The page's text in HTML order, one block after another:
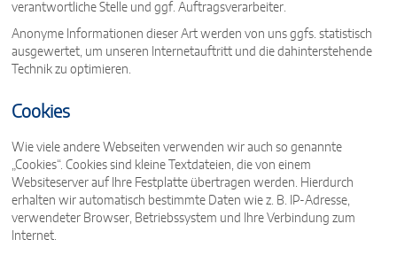
verantwortliche Stelle und ggf. Auftragsverarbeiter.
Anonyme Informationen dieser Art werden von uns ggfs. statistisch
ausgewertet, um unseren Internetauftritt und die dahinterstehende
Technik zu optimieren.
Cookies
Wie viele andere Webseiten verwenden wir auch so genannte
„Cookies“. Cookies sind kleine Textdateien, die von einem
Websiteserver auf Ihre Festplatte übertragen werden. Hierdurch
erhalten wir automatisch bestimmte Daten wie z. B. IP-Adresse,
verwendeter Browser, Betriebssystem und Ihre Verbindung zum
Internet.